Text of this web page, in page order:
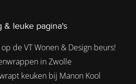
& leuke pagina's
de VT Wonen & Design beurs!
in Zwolle
keuken bij Manon Kool